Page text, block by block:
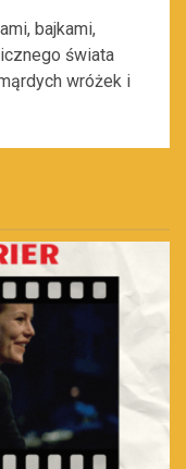
bajkami,
świata
wróżek i